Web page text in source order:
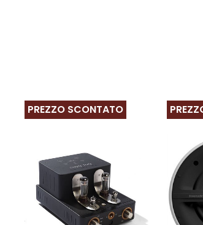
PREZZO SCONTATO